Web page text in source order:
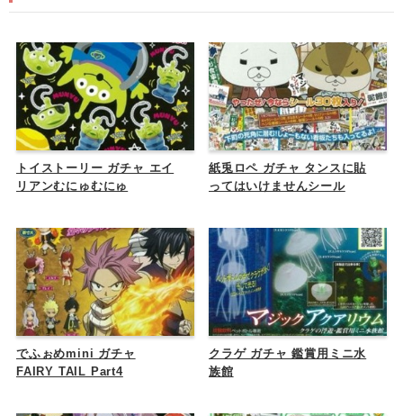
トイストーリー ガチャ エイ
リアンむにゅむにゅ
紙兎ロペ ガチャ タンスに貼
ってはいけませんシール
でふぉめmini ガチャ
FAIRY TAIL Part4
クラゲ ガチャ 鑑賞用ミニ水
族館